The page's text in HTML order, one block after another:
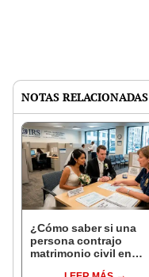
NOTAS RELACIONADAS
¿Cómo saber si una
persona contrajo
matrimonio civil en